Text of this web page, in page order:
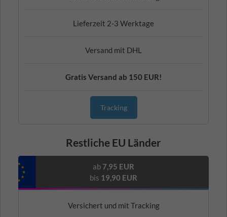
Lieferzeit 2-3 Werktage
Versand mit DHL
Gratis Versand ab 150 EUR!
Tracking
Restliche EU Länder
ab 7,95 EUR
bis 19,90 EUR
Versichert und mit Tracking